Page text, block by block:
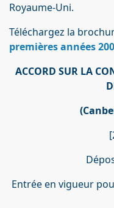
Royaume-Uni.
Téléchargez la
premières années
ACCORD SUR LA
Entrée en vigueur